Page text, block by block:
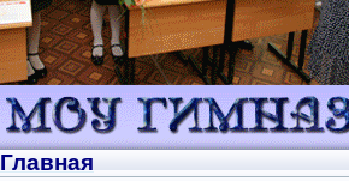
Главная